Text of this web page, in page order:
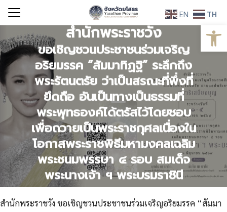
Skip
for:
ข่าวประชาสัมพันธ์
สำนักพระราชวัง
ขอเชิญชวนประชาชนร่วมเจริญ
อริยมรรค “สัมมาทิฏฐิ” ระลึกถึง
พระรัตนตรัย ว่าเป็นสรณะที่พึ่งที่
ยึดถือ อันเป็นทางเป็นธรรมที่
พระพุทธองค์ได้ตรัสไว้โดยชอบ
เพื่อถวายเป็นพระราชกุศลเนื่องใน
โอกาสพระราชพิธีมหามงคลเฉลิม
พระชนมพรรษา ๔ รอบ สมเด็จ
พระนางเจ้า ฯ พระบรมราชินี
สำนักพระราชวัง ขอเชิญชวนประชาชนร่วมเจริญอริยมรรค “สัมมา
EN TH